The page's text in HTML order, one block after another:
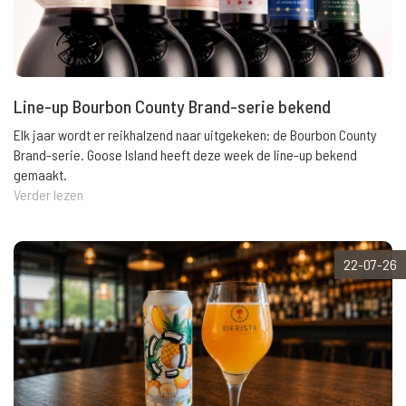
Line-up Bourbon County Brand-serie bekend
Elk jaar wordt er reikhalzend naar uitgekeken: de Bourbon County
Brand-serie. Goose Island heeft deze week de line-up bekend
gemaakt.
Verder lezen
22-07-26